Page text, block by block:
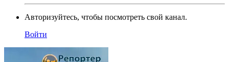
Авторизуйтесь, чтобы посмотреть свой канал.
Войти